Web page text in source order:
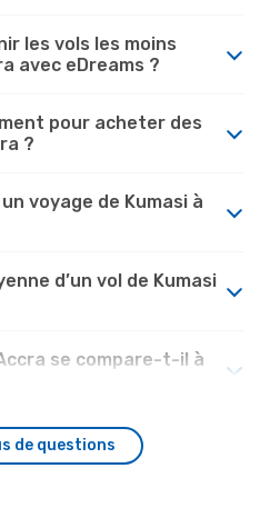
les vols les moins
avec eDreams ?
pour acheter des
?
voyage de Kumasi à
d’un vol de Kumasi
se compare-t-il à
de questions